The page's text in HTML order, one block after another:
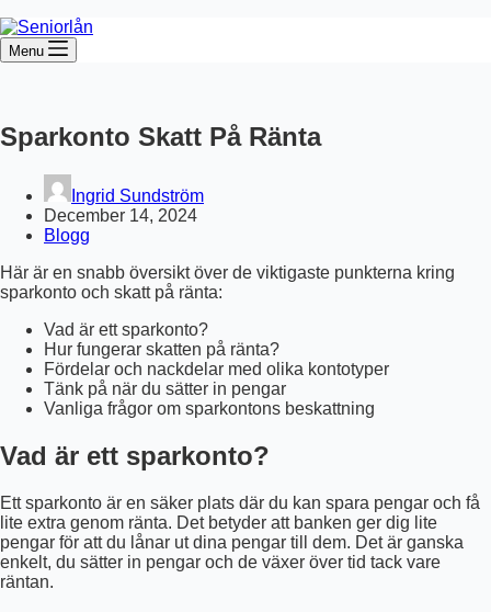
Menu
Sparkonto Skatt På Ränta
Ingrid Sundström
December 14, 2024
Blogg
Här är en snabb översikt över de viktigaste punkterna kring
sparkonto och skatt på ränta:
Vad är ett sparkonto?
Hur fungerar skatten på ränta?
Fördelar och nackdelar med olika kontotyper
Tänk på när du sätter in pengar
Vanliga frågor om sparkontons beskattning
Vad är ett sparkonto?
Ett sparkonto är en säker plats där du kan spara pengar och få
lite extra genom ränta. Det betyder att banken ger dig lite
pengar för att du lånar ut dina pengar till dem. Det är ganska
enkelt, du sätter in pengar och de växer över tid tack vare
räntan.